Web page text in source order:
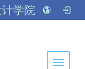
学院
Toggle